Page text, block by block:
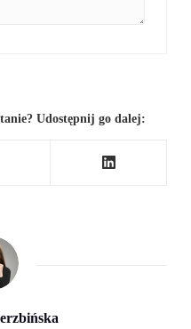
Udostępnij go dalej: